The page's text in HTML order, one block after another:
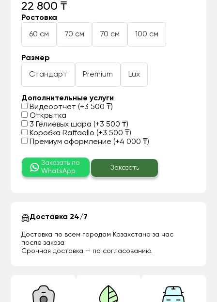
22 800 ₸
Ростовка
60 см 70 см 70 см 100 см
Размер
Стандарт Premium Lux
Дополнительные услуги
Видеоотчет (+3 500 ₸)
Открытка
3 Гелиевых шара (+3 500 ₸)
Коробка Raffaello (+3 500 ₸)
Премиум оформление (+4 000 ₸)
Заказать по
WhatsApp
Заказать
Доставка 24/7
Доставка по всем городам Казахстана за час
после заказа
Срочная доставка — по согласованию.